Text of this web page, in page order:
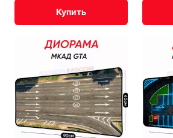
Купить